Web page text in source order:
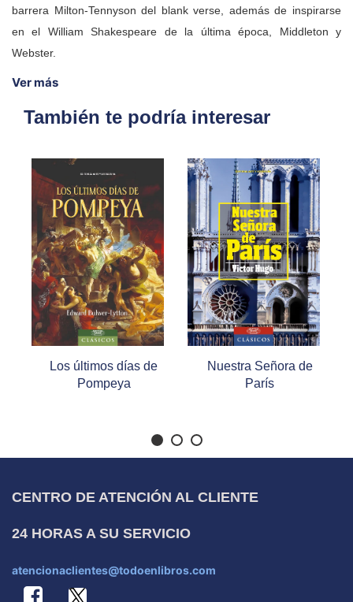
barrera Milton-Tennyson del blank verse, además de inspirarse
en el William Shakespeare de la última época, Middleton y
Webster.
Ver más
También te podría interesar
Nuestra Señora de
París
Relatos de Franz
CENTRO DE ATENCIÓN AL CLIENTE
24 HORAS A SU SERVICIO
atencionaclientes@todoenlibros.com